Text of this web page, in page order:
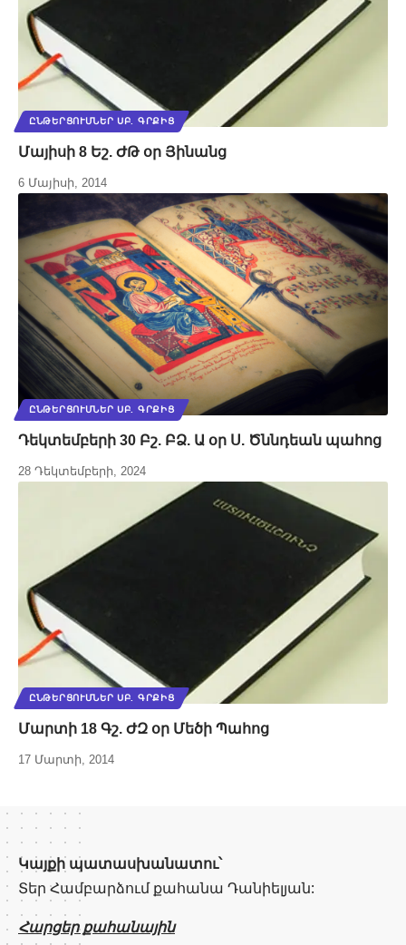
ԸՆԹԵՐՑՈՒՄՆԵՐ ՍԲ. ԳՐՔԻՑ
Մայիսի 8 Եշ. ԺԹ օր Յինանց
6 Մայիսի, 2014
ԸՆԹԵՐՑՈՒՄՆԵՐ ՍԲ. ԳՐՔԻՑ
Դեկտեմբերի 30 Բշ. ԲՁ. Ա օր Ս. Ծննդեան պահոց
28 Դեկտեմբերի, 2024
ԸՆԹԵՐՑՈՒՄՆԵՐ ՍԲ. ԳՐՔԻՑ
Մարտի 18 Գշ. ԺԶ օր Մեծի Պահոց
17 Մարտի, 2014
Կայքի պատասխանատու՝
Տեր Համբարձում քահանա Դանիելյան:
Հարցեր քահանային